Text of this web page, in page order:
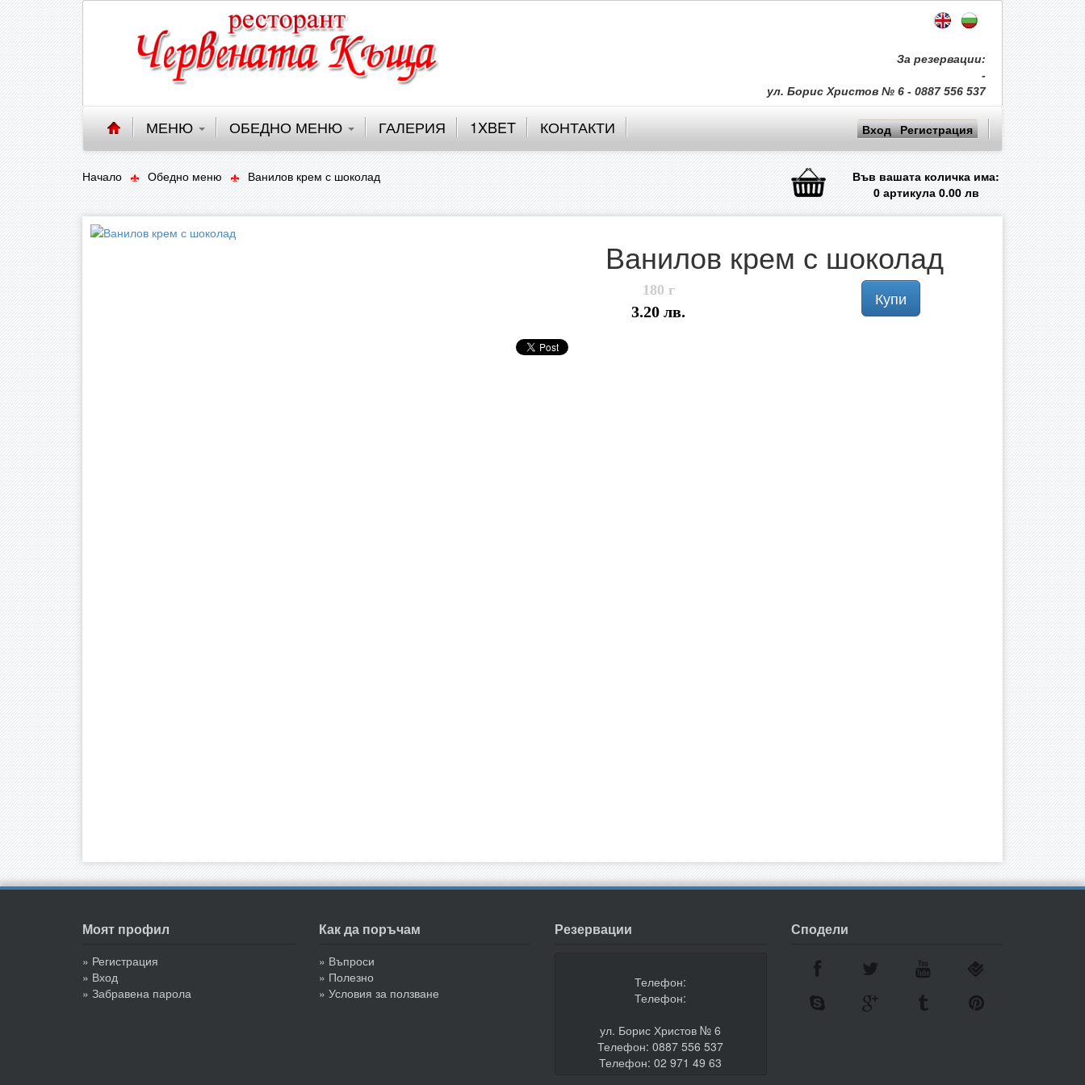
За резервации:
-
ул. Борис Христов № 6 - 0887 556 537
МЕНЮ ОБЕДНО МЕНЮ ГАЛЕРИЯ 1XBET КОНТАКТИ Вход Регистрация
Начало Обедно меню Ванилов крем с шоколад
Във вашата количка има:
0артикула0.00лв
Ванилов крем с шоколад
180 г
3.20 лв.
Купи
Моят профил
» Регистрация
» Вход
» Забравена парола
Как да поръчам
» Въпроси
» Полезно
» Условия за ползване
Резервации
Телефон:
Телефон:
ул. Борис Христов № 6
Телефон: 0887 556 537
Телефон: 02 971 49 63
Сподели